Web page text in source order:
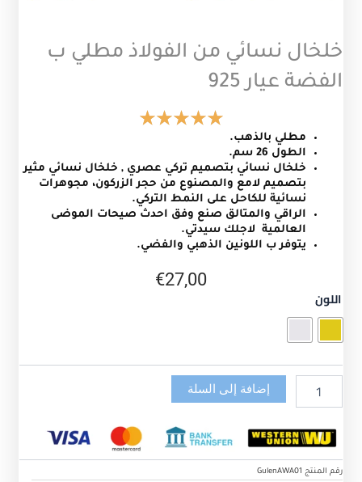
خلخال نسائي من الفولاذ مطلي ب
الفضة عيار 925
مطلي بالذهب.
الطول 26 سم.
خلخال نسائي بتصميم تركي عصري , خلخال نسائي مثير
بتصميم لامع والمصنوع من حجر الزركون، مجوهرات
نسائية للكاحل على النمط التركي.
الراقي والمتالق صنع وفق احدث صيحات الموضى
العالمية لاجلك سيدتي.
يتوفر ب اللونين الذهبي والفضي.
€27,00
اللون
كمية
خلخال
من
الفولاذ
مطلي
الفضة
عيار
925
إضافة إلى السلة
رقم المنتج GulenAWA01